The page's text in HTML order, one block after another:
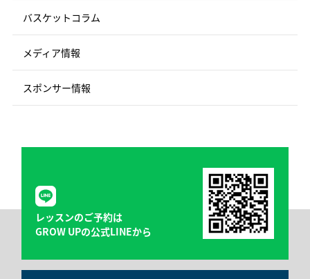
バスケットコラム
メディア情報
スポンサー情報
レッスンのご予約は
GROW UPの公式LINEから